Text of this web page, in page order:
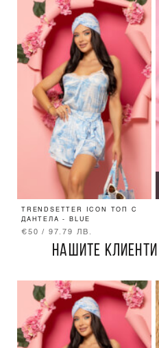
TRENDSETTER ICON ТОП С
ДАНТЕЛА - BLUE
€50 / 97.79 ЛВ.
НАШИТЕ